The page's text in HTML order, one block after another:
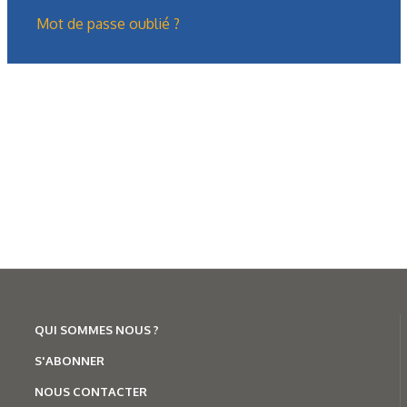
Dans la première partie, nous avions présenté le treuil : ses
fonctions, ses domaines d’utilisation, sa composition
Mot de passe oublié ?
QUI SOMMES NOUS ?
S'ABONNER
NOUS CONTACTER